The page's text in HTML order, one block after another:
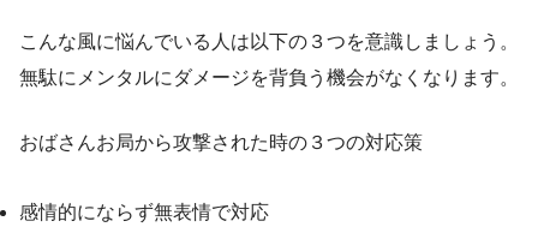
こんな風に悩んでいる人は以下の３つを意識しましょう。
無駄にメンタルにダメージを背負う機会がなくなります。
おばさんお局から攻撃された時の３つの対応策
感情的にならず無表情で対応